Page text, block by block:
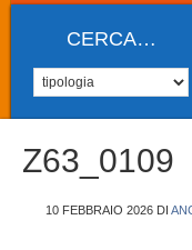
CERCA…
Z63_0109
10 FEBBRAIO 2026 DI